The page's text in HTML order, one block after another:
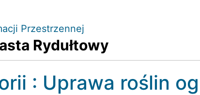
Przestrzennej
Rydułtowy
: Uprawa roślin